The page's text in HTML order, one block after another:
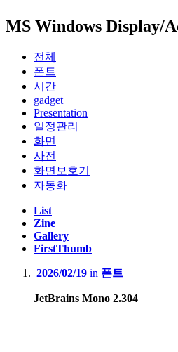
MS Windows Display/
전체
폰트
시간
gadget
Presentation
일정관리
화면
사전
화면보호기
자동화
List
Zine
Gallery
FirstThumb
2026/02/19 in 폰트
JetBrains Mono 2.304